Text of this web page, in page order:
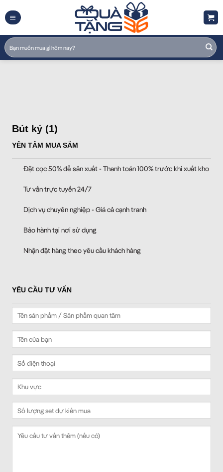
to
content
Tìm
kiếm:
Bút ký (1)
YÊN TÂM MUA SẮM
Đặt cọc 50% để sản xuất - Thanh toán 100% trước khi xuất kho
Tư vấn trực tuyến 24/7
Dịch vụ chuyên nghiệp - Giá cả cạnh tranh
Bảo hành tại nơi sử dụng
Nhận đặt hàng theo yêu cầu khách hàng
YÊU CẦU TƯ VẤN